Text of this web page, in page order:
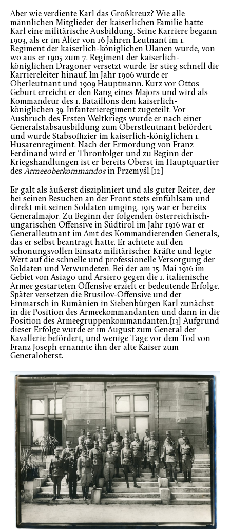
Aber wie verdiente Karl das Großkreuz? Wie alle
männlichen Mitglieder der kaiserlichen Familie hatte
Karl eine militärische Ausbildung. Seine Karriere begann
1903, als er im Alter von 16 Jahren Leutnant im 1.
Regiment der kaiserlich-königlichen Ulanen wurde, von
wo aus er 1905 zum 7. Regiment der kaiserlich-
königlichen Dragoner versetzt wurde. Er stieg schnell die
Karriereleiter hinauf. Im Jahr 1906 wurde er
Oberleutnant und 1909 Hauptmann. Kurz vor Ottos
Geburt erreicht er den Rang eines Majors und wird als
Kommandeur des 1. Bataillons dem kaiserlich-
königlichen 39. Infanterieregiment zugeteilt. Vor
Ausbruch des Ersten Weltkriegs wurde er nach einer
Generalstabsausbildung zum Oberstleutnant befördert
und wurde Stabsoffizier im kaiserlich-königlichen 1.
Husarenregiment. Nach der Ermordung von Franz
Ferdinand wird er Thronfolger und zu Beginn der
Kriegshandlungen ist er bereits Oberst im Hauptquartier
des Armeeoberkommandosin Przemyśl. [12]
Er galt als äußerst diszipliniert und als guter Reiter, der
bei seinen Besuchen an der Front stets einfühlsam und
direkt mit seinen Soldaten umging. 1915 war er bereits
Generalmajor. Zu Beginn der folgenden österreichisch-
ungarischen Offensive in Südtirol im Jahr 1916 war er
Generalleutnant im Amt des Kommandierenden Generals,
das er selbst beantragt hatte. Er achtete auf den
schonungsvollen Einsatz militärischer Kräfte und legte
Wert auf die schnelle und professionelle Versorgung der
Soldaten und Verwundeten. Bei der am 15. Mai 1916 im
Gebiet von Asiago und Arsiero gegen die 1. italienische
Armee gestarteten Offensive erzielt er bedeutende Erfolge.
Später versetzen die Brusilov-Offensive und der
Einmarsch in Rumänien in Siebenbürgen Karl zunächst
in die Position des Armeekommandanten und dann in die
Position des Armeegruppenkommandanten. [13] Aufgrund
dieser Erfolge wurde er im August zum General der
Kavallerie befördert, und wenige Tage vor dem Tod von
Franz Joseph ernannte ihn der alte Kaiser zum
Generaloberst.